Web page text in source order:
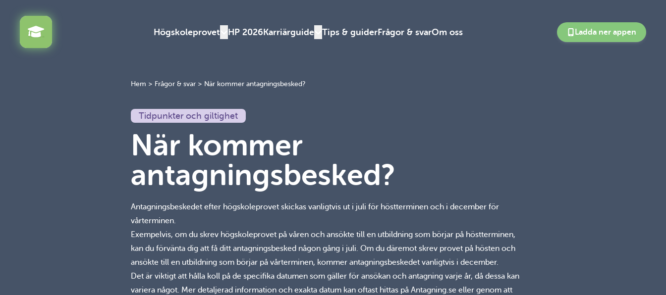
Ladda ner appen
Högskoleprovet Växla denna rullgardinsmeny
HP 2026Karriärguide Växla denna rullgardinsmeny
Tips & guiderFrågor & svarOm oss
Hem > Frågor & svar > När kommer antagningsbesked?
Tidpunkter och giltighet
När kommer
antagningsbesked?
Antagningsbeskedet efter högskoleprovet skickas vanligtvis ut i juli för höstterminen och i december för
vårterminen.
Exempelvis, om du skrev högskoleprovet på våren och ansökte till en utbildning som börjar på höstterminen,
kan du förvänta dig att få ditt antagningsbesked någon gång i juli. Om du däremot skrev provet på hösten och
ansökte till en utbildning som börjar på vårterminen, kommer antagningsbeskedet vanligtvis i december.
Det är viktigt att hålla koll på de specifika datumen som gäller för ansökan och antagning varje år, då dessa kan
variera något. Mer detaljerad information och exakta datum kan oftast hittas på Antagning.se eller genom att